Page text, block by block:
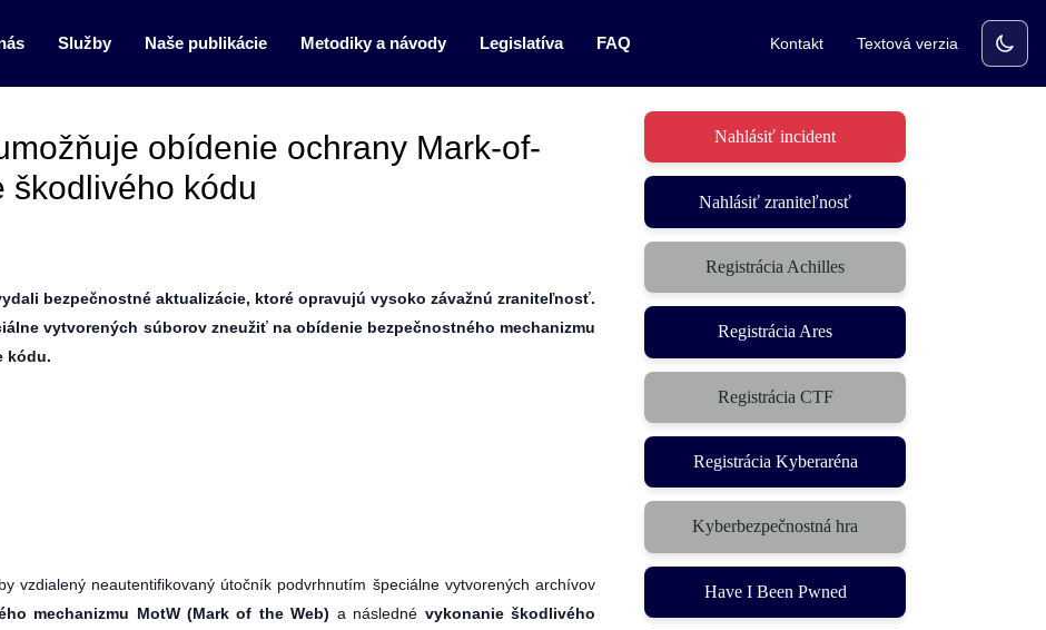
Služby Naše publikácie Metodiky a návody Legislatíva FAQ Kontakt Textová verzia
obídenie ochrany Mark-of-
škodlivého kódu
bezpečnostné aktualizácie, ktoré opravujú vysoko závažnú zraniteľnosť.
vytvorených súborov zneužiť na obídenie bezpečnostného mechanizmu
kódu.
vzdialený neautentifikovaný útočník podvrhnutím špeciálne vytvorených archívov
mechanizmu MotW (Mark of the Web) a následné vykonanie škodlivého
Nahlásiť incident
Nahlásiť zraniteľnosť
Registrácia Achilles
Registrácia Ares
Registrácia CTF
(otvorí sa v novom okne)
Registrácia Kyberaréna
Kyberbezpečnostná hra
(otvorí sa v novom okne)
Have I Been Pwned